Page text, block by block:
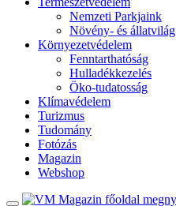
Nemzeti Parkjaink
Növény- és állatvilág
Környezetvédelem
Fenntarthatóság
Hulladékkezelés
Öko-tudatosság
Klímavédelem
Turizmus
Tudomány
Fotózás
Magazin
Webshop